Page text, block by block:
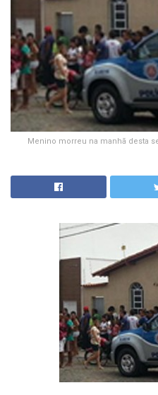
Menino morreu na manhã desta